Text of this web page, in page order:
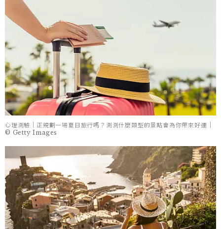
心理測驗｜正規劃一場夏日旅行嗎？測測什麼類型的景點會為你帶來好運｜
© Getty Images